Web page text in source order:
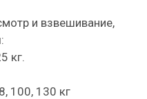
и взвешивание,
кг.
100, 130 кг